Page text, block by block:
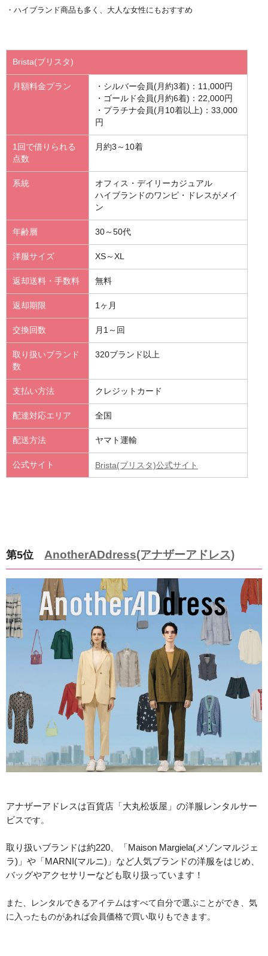
・ハイブランド商品も多く、大人な女性にもおすすめ
Brista(ブリスタ)
月額料金プラン
・シルバー会員(月約3着)：11,000円
・ゴールド会員(月約6着)：22,000円
・プラチナ会員(月10着以上)：33,000
円
1回で借りられる
点数
月約3～10着
系統
オフィス・デイリーカジュアル
ハイブランドのワンピ・ドレスがメイ
ン
年齢層 30～50代
洋服サイズ XS～XL
返却送料・手数料 無料
返却期限 1ヶ月
交換回数 月1～回
取り扱いブランド
数
320ブランド以上
支払い方法 クレジットカード
配達対応エリア 全国
配送方法 ヤマト運輸
公式サイト Brista(ブリスタ)公式サイト
第5位 AnotherADdress(アナザーアドレス)
アナザーアドレスは百貨店「大丸松坂屋」の洋服レンタルサー
ビスです。
取り扱いブランドは約220、「Maison Margiela(メゾンマルジェ
ラ)」や「MARNI(マルニ)」など人気ブランドの洋服をはじめ、
バッグやアクセサリーなども取り扱っています！
また、レンタルできるアイテムはすべて自分で選ぶことができ、気
に入ったものがあれば会員価格で買い取りもできます。